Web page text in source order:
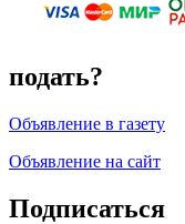
подать?
Объявление в газету
Объявление на сайт
Подписаться